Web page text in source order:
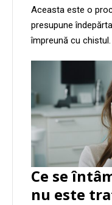
Aceasta este o
presupune
împreună cu chistul.
Ce se
nu este